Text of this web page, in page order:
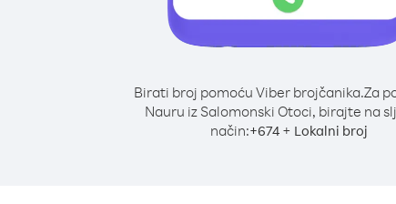
Birati broj pomoću Viber brojčanika.Za
Nauru iz Salomonski Otoci, birajte na
način:+674+ Lokalni broj